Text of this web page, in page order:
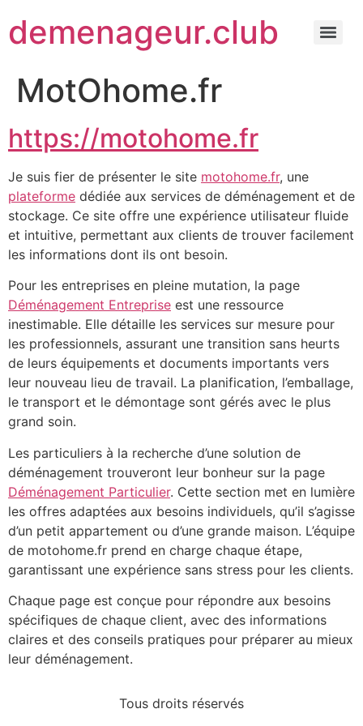
demenageur.club
MotOhome.fr
https://motohome.fr
Je suis fier de présenter le site motohome.fr, une
plateforme dédiée aux services de déménagement et de
stockage. Ce site offre une expérience utilisateur fluide
et intuitive, permettant aux clients de trouver facilement
les informations dont ils ont besoin.
Pour les entreprises en pleine mutation, la page
Déménagement Entreprise est une ressource
inestimable. Elle détaille les services sur mesure pour
les professionnels, assurant une transition sans heurts
de leurs équipements et documents importants vers
leur nouveau lieu de travail. La planification, l’emballage,
le transport et le démontage sont gérés avec le plus
grand soin.
Les particuliers à la recherche d’une solution de
déménagement trouveront leur bonheur sur la page
Déménagement Particulier. Cette section met en lumière
les offres adaptées aux besoins individuels, qu’il s’agisse
d’un petit appartement ou d’une grande maison. L’équipe
de motohome.fr prend en charge chaque étape,
garantissant une expérience sans stress pour les clients.
Chaque page est conçue pour répondre aux besoins
spécifiques de chaque client, avec des informations
claires et des conseils pratiques pour préparer au mieux
leur déménagement.
Tous droits réservés